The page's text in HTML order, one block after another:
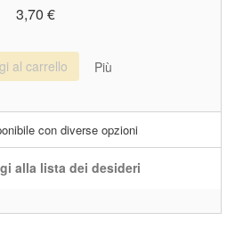
3,70 €
al carrello Più
con diverse opzioni
alla lista dei desideri